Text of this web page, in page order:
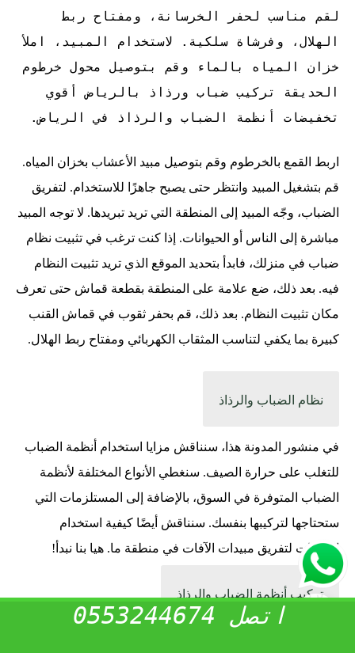
لقم مناسب لحفر الخرسانة، ومفتاح ربط
الهلال، وفرشاة سلكية. لاستخدام المبيد، املأ
خزان المياه بالماء وقم بتوصيل محول خرطوم
الحديقة
تركيب ضباب ورذاذ بالرياض أقوي
تخفيضات أنظمة الضباب والرذاذ في الرياض.
اربط القمع بالخرطوم وقم بتوصيل مبيد الأعشاب بخزان المياه.
قم بتشغيل المبيد وانتظر حتى يصبح جاهزًا للاستخدام. لتفريق
الضباب، وجّه المبيد إلى المنطقة التي تريد تبريدها. لا توجه المبيد
مباشرة إلى الناس أو الحيوانات. إذا كنت ترغب في تثبيت نظام
ضباب في منزلك، فابدأ بتحديد الموقع الذي تريد تثبيت النظام
فيه. بعد ذلك، ضع علامة على المنطقة بقطعة قماش حتى تعرف
مكان تثبيت النظام. بعد ذلك، قم بحفر ثقوب في قماش القنب
كبيرة بما يكفي لتناسب المثقاب الكهربائي ومفتاح ربط الهلال.
نظام الضباب والرذاذ
في منشور المدونة هذا، سنناقش مزايا استخدام أنظمة الضباب
للتغلب على حرارة الصيف. سنغطي الأنواع المختلفة لأنظمة
الضباب المتوفرة في السوق، بالإضافة إلى المستلزمات التي
ستحتاجها لتركيبها بنفسك. سنناقش أيضًا كيفية استخدام
المبيدات لتفريق مبيدات الآفات في منطقة ما. هيا بنا نبدأ!
تركيب أنظمة الضباب والرذاذ
اتصل 0553244674